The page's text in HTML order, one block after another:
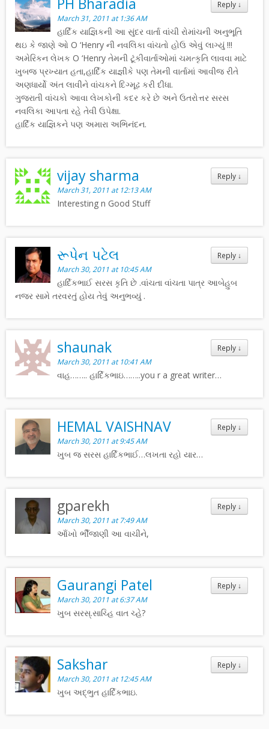
Reply ↓
March 31, 2011 at 1:36 AM
હાર્દિક યાજ્ઞિકની આ સુંદર વાર્તા વાંચી રોમાંચની અનુભૂતિ
થઇ કે જાણે ઓ O ‘Henry ની નવલિકા વાંચતો હોઉ એવું લાગ્યું !!!
અમેરિકન લેખક O ‘Henry તેમની ટૂંકીવાર્તાઓમાં ચમત્કૃતિ લાવવા માટે
ખુબજ પ્રખ્યાત હતા,હાર્દિક યાજ્ઞીકે પણ તેમની વાર્તામાં આવીજ રીતે
અણધાર્યો અંત લાવીને વાંચકને દિગ્મૂઢ કરી દીધા.
ગુજરાતી વાંચકો આવા લેખકોની કદર કરે છે અને ઉતરોત્તર સરસ
નવલિકા આપતા રહે તેવી ઉપેક્ષા.
હાર્દિક યાજ્ઞિકને પણ અમારા અભિનંદન.
Reply ↓
vijay sharma
March 31, 2011 at 12:13 AM
Interesting n Good Stuff
Reply ↓
રૂપેન પટેલ
March 30, 2011 at 10:45 AM
હાર્દિકભાઈ સરસ કૃતિ છે .વાંચતા વાંચતા પાત્ર આબેહુબ
નજર સામે તરવરતું હોય તેવું અનુભવ્યું .
Reply ↓
shaunak
March 30, 2011 at 10:41 AM
વાહ…….. હાર્દિકભાઇ……..you r a great writer…
Reply ↓
HEMAL VAISHNAV
March 30, 2011 at 9:45 AM
ખુબ જ સરસ હાર્દિકભાઈ…લખતા રહો યાર…
Reply ↓
gparekh
March 30, 2011 at 7:49 AM
આઁખો ભીઁજાણી આ વાચીને,
Reply ↓
Gaurangi Patel
March 30, 2011 at 6:37 AM
ખુબ સરસ્.સાચ્હિ વાત ચ્હે?
Reply ↓
Sakshar
March 30, 2011 at 12:45 AM
ખુબ અદ્ભુત હાર્દિકભાઇ.